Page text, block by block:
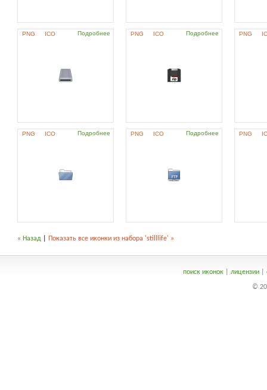
PNG ICO Подробнее PNG ICO Подробнее PNG
PNG ICO Подробнее PNG ICO Подробнее PNG
« Назад Показать все иконки из набора 'stilllife' »
поиск иконок| лицензии|
©